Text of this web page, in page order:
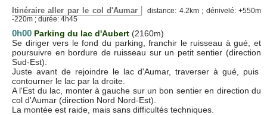
Itinéraire aller par le col d'Aumar
distance: 4.2km ; dénivelé: +550m
-220m ; durée: 4h45
0h00 Parking du lac d'Aubert (2160m)
Se diriger vers le fond du parking, franchir le ruisseau à gué, et
poursuivre en bordure de ruisseau sur un petit sentier (direction
Sud-Est).
Juste avant de rejoindre le lac d'Aumar, traverser à gué, puis
contourner le lac par la droite.
A l'Est du lac, monter à gauche sur un bon sentier en direction du
col d'Aumar (direction Nord Nord-Est).
La montée est raide, mais sans difficultés techniques.